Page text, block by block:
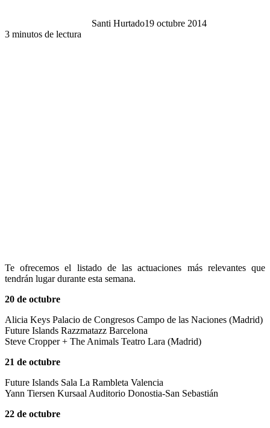
Santi Hurtado19 octubre 2014
3 minutos de lectura
Te ofrecemos el listado de las actuaciones más relevantes que
tendrán lugar durante esta semana.
20 de octubre
Alicia Keys Palacio de Congresos Campo de las Naciones (Madrid)
Future Islands Razzmatazz Barcelona
Steve Cropper + The Animals Teatro Lara (Madrid)
21 de octubre
Future Islands Sala La Rambleta Valencia
Yann Tiersen Kursaal Auditorio Donostia-San Sebastián
22 de octubre